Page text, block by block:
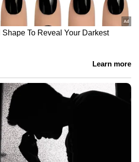
മികച്ചതാണ്.
നിയന്ത്രിക്കുന്നതിന്
ഉത്തമമായ ഒമേഗ-3 ഫാറ്റി
അടങ്ങിയിട്ടുണ്ട., ഇത്